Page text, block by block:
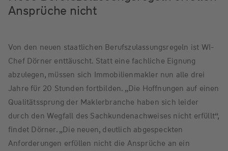
Ansprüche nicht
Von den neuen staatlichen Berufszulassungsregeln ist WI-
Chef Dörner enttäuscht. Statt eine fachliche Eignung
abzulegen, müssen sich Immobilienmakler nun alle drei
Jahre für 20 Stunden fortbilden. „Die Hoffnungen auf einen
Qualitätssprung der Maklerbranche haben sich leider
durch den Wegfall des Sachkundenachweises nicht erfüllt“,
findet Dörner. „Die neuen, deutlich abgespeckten
Anforderungen erfüllen nicht die Ansprüche an ein